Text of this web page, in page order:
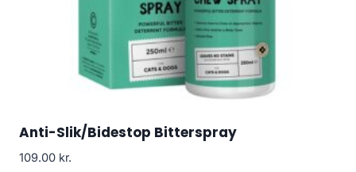
Anti-Slik/Bidestop Bitterspray
109.00 kr.